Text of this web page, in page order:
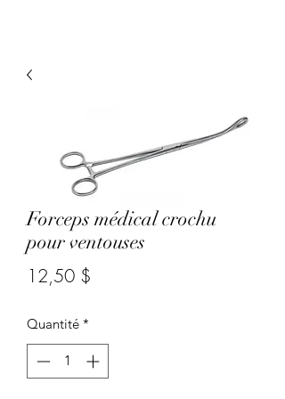
Forceps médical crochu
pour ventouses
12,50 $
Quantité *